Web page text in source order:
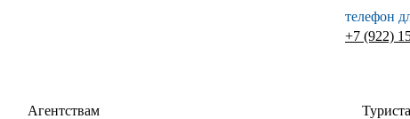
телефон
+7 (922)
Агентствам